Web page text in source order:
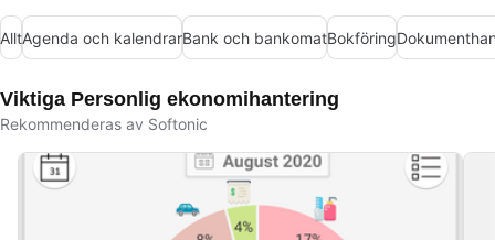
AlltAgenda och kalendrarBank och bankomatBokföring
Viktiga Personlig ekonomihantering
Rekommenderas av Softonic